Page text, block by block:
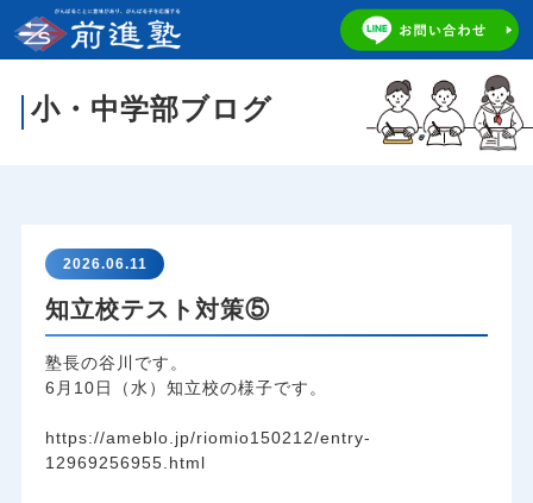
小・中学部ブログ
2026.06.11
知立校テスト対策⑤
塾長の谷川です。
6月10日（水）知立校の様子です。
https://ameblo.jp/riomio150212/entry-
12969256955.html